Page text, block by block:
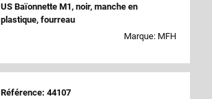
US Baïonnette M1, noir, manche en
plastique, fourreau
Marque: MFH
Référence: 44107